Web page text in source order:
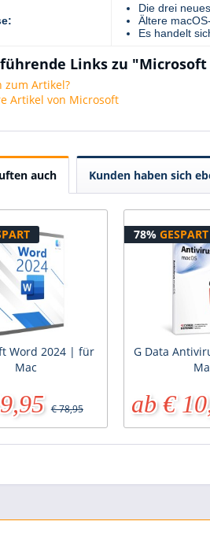
Die drei
Ältere
Es handelt
Links zu "Microsoft
zum Artikel?
Artikel von Microsoft
auch Kunden haben sich
Word 2024 | für
Mac
€ 78,95
78%GESPART
G Data
ab €